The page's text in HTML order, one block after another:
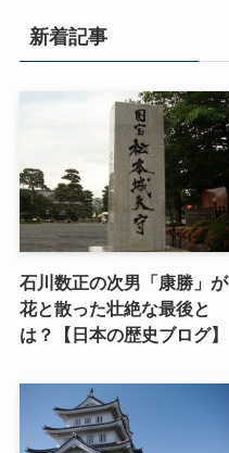
新着記事
石川数正の次男「康勝」が
花と散った壮絶な最後と
は？【日本の歴史ブログ】